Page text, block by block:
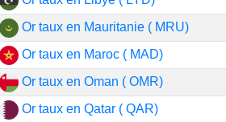
Or taux en Mauritanie ( MRU)
Or taux en Maroc ( MAD)
Or taux en Oman ( OMR)
Or taux en Qatar ( QAR)